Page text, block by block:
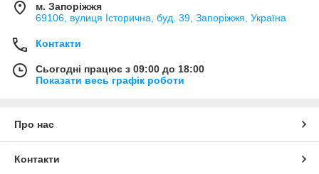
м. Запоріжжя
69106, вулиця Історична, буд. 39, Запоріжжя, Україна
Контакти
Сьогодні працює з 09:00 до 18:00
Показати весь графік роботи
Про нас
Контакти